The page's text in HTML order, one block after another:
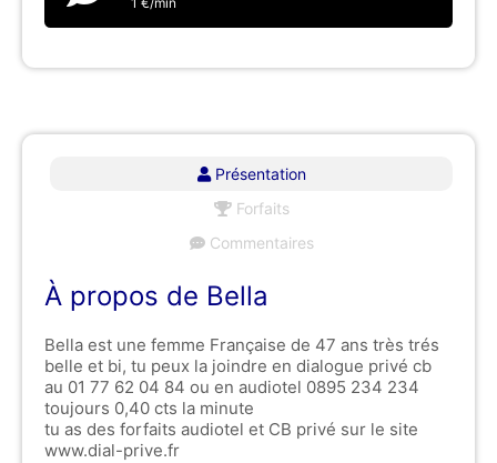
Présentation
Forfaits
Commentaires
À propos de Bella
Bella est une femme Française de 47 ans très trés
belle et bi, tu peux la joindre en dialogue privé cb
au 01 77 62 04 84 ou en audiotel 0895 234 234
toujours 0,40 cts la minute
tu as des forfaits audiotel et CB privé sur le site
www.dial-prive.fr